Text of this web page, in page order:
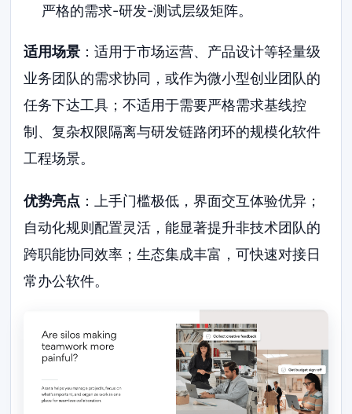
严格的需求-研发-测试层级矩阵。
适用场景 ：适用于市场运营、产品设计等轻量级
业务团队的需求协同，或作为微小型创业团队的
任务下达工具；不适用于需要严格需求基线控
制、复杂权限隔离与研发链路闭环的规模化软件
工程场景。
优势亮点 ：上手门槛极低，界面交互体验优异；
自动化规则配置灵活，能显著提升非技术团队的
跨职能协同效率；生态集成丰富，可快速对接日
常办公软件。